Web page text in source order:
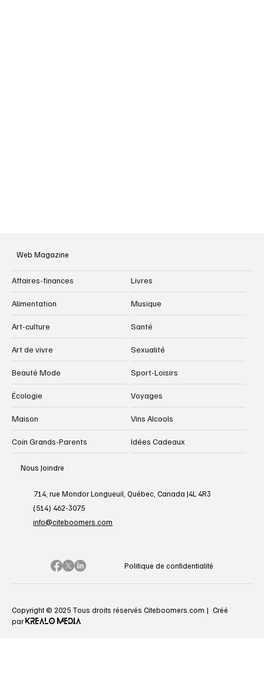
Web Magazine
Affaires-finances
Alimentation
Art-culture
Art de vivre
Beauté Mode
Écologie
Maison
Coin Grands-Parents
Livres
Musique
Santé
Sexualité
Sport-Loisirs
Voyages
Vins Alcools
Idées Cadeaux
Nous Joindre
714, rue Mondor Longueuil, Québec, Canada J4L 4R3
(514) 462-3075
info@citeboomers.com
Politique de confidentialité
Copyright © 2025 Tous droits réservés Citeboomers.com | Créé
par KREALO MEDIA